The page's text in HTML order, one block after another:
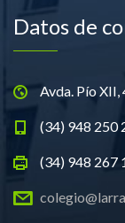
Datos de
Avda. Pío
(34) 948 250
(34) 948 267